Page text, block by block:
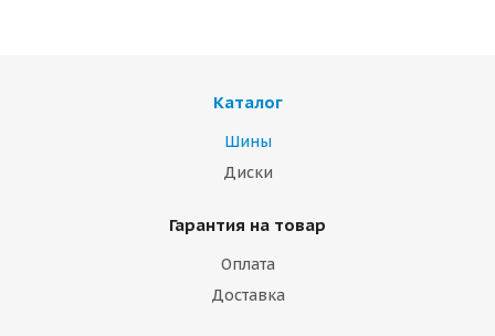
Каталог
Шины
Диски
Гарантия на товар
Оплата
Доставка